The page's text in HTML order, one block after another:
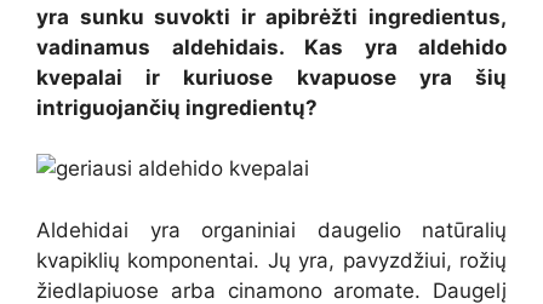
yra sunku suvokti ir apibrėžti ingredientus,
vadinamus aldehidais. Kas yra aldehido
kvepalai ir kuriuose kvapuose yra šių
intriguojančių ingredientų?
Aldehidai yra organiniai daugelio natūralių
kvapiklių komponentai. Jų yra, pavyzdžiui, rožių
žiedlapiuose arba cinamono aromate. Daugelį